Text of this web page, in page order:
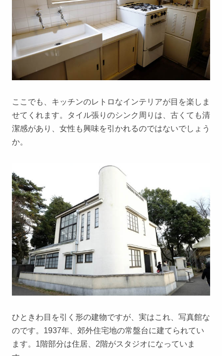
ここでも、キッチンのレトロなインテリアが目を楽しま
せてくれます。タイル張りのシンク周りは、古くても清
潔感があり、女性も興味を引かれるのではないでしょう
か。
ひときわ目を引く形の建物ですが、実はこれ、写真館な
のです。1937年、郊外住宅地の常盤台に建てられてい
ます。1階部分は住居、2階がスタジオになっていま